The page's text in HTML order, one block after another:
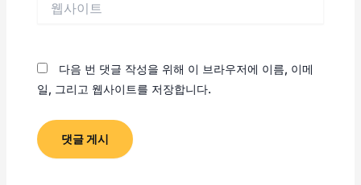
다음 번 댓글 작성을 위해 이 브라우저에 이름, 이메
일, 그리고 웹사이트를 저장합니다.